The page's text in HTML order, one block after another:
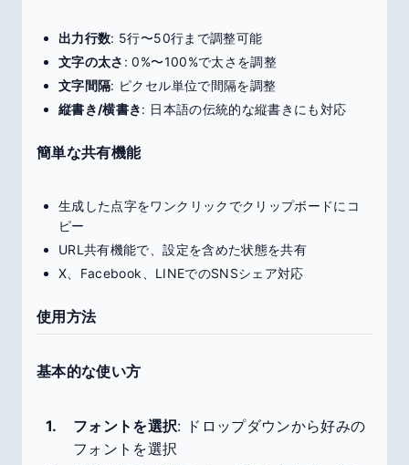
出力行数: 5行〜50行まで調整可能
文字の太さ : 0%〜100%で太さを調整
文字間隔: ピクセル単位で間隔を調整
縦書き/横書き: 日本語の伝統的な縦書きにも対応
簡単な共有機能
生成した点字をワンクリックでクリップボードにコ
ピー
URL共有機能で、設定を含めた状態を共有
X、Facebook、LINEでのSNSシェア対応
使用方法
基本的な使い方
フォントを選択: ドロップダウンから好みの
フォントを選択